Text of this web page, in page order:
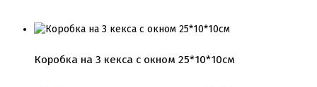
Коробка на 3 кекса с окном 25*10*10см